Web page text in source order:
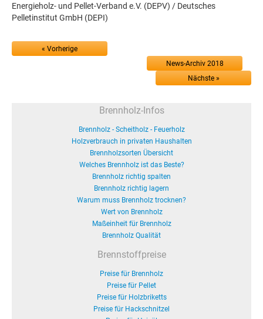
Energieholz- und Pellet-Verband e.V. (DEPV) / Deutsches
Pelletinstitut GmbH (DEPI)
« Vorherige
News-Archiv 2018
Nächste »
Brennholz-Infos
Brennholz - Scheitholz - Feuerholz
Holzverbrauch in privaten Haushalten
Brennholzsorten Übersicht
Welches Brennholz ist das Beste?
Brennholz richtig spalten
Brennholz richtig lagern
Warum muss Brennholz trocknen?
Wert von Brennholz
Maßeinheit für Brennholz
Brennholz Qualität
Brennstoffpreise
Preise für Brennholz
Preise für Pellet
Preise für Holzbriketts
Preise für Hackschnitzel